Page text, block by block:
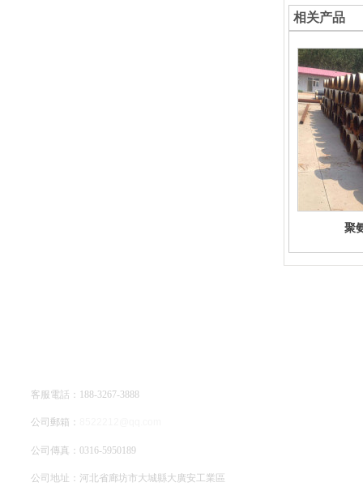
相关产品
聚
公司地址：河北省廊坊市大城縣大廣安工業區
公司傳真：0316-5950189
公司郵箱：
客服電話：188-3267-3888